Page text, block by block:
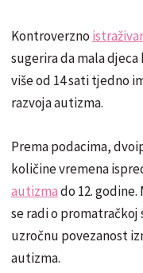
Kontroverzno
sugerira da mala
više od 14 sati tjedno
razvoja autizma.
Prema podacima,
količine vremena
autizmado 12.
se radi o
uzročnu povezanost
autizma.